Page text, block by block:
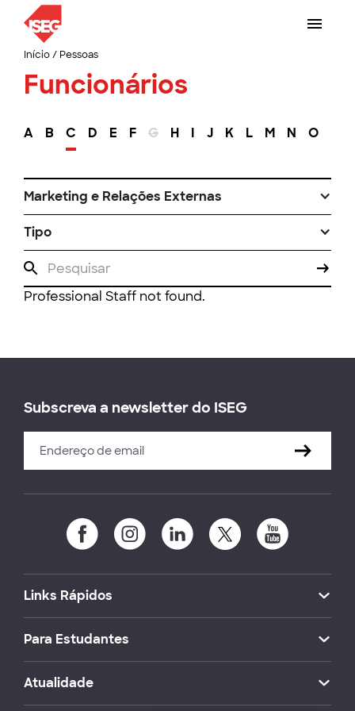
Início/ Pessoas
Funcionários
A B C D E F G H I J K L M N O
Marketing e Relações Externas
Tipo
Professional Staff not found.
Subscreva a newsletter do ISEG
Links Rápidos
Para Estudantes
Atualidade